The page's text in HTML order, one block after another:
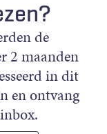
de
2 maanden
in dit
en ontvang